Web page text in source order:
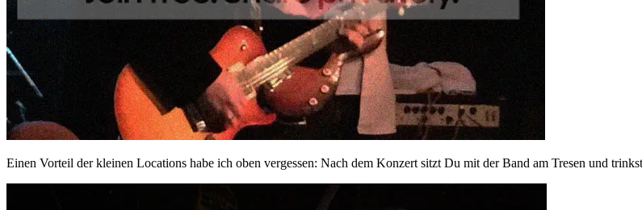
Einen Vorteil der kleinen Locations habe ich oben vergessen: Nach dem Konzert sitzt Du mit der Band am Tresen und